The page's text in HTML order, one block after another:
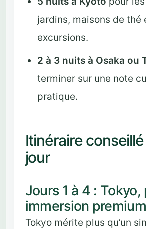
jardins, maisons de thé
excursions.
2 à 3 nuits à Osaka ou
terminer sur une note
pratique.
Itinéraire
jour
Jours 1 à 4 :
immersion premium
Tokyo mérite plus qu’un